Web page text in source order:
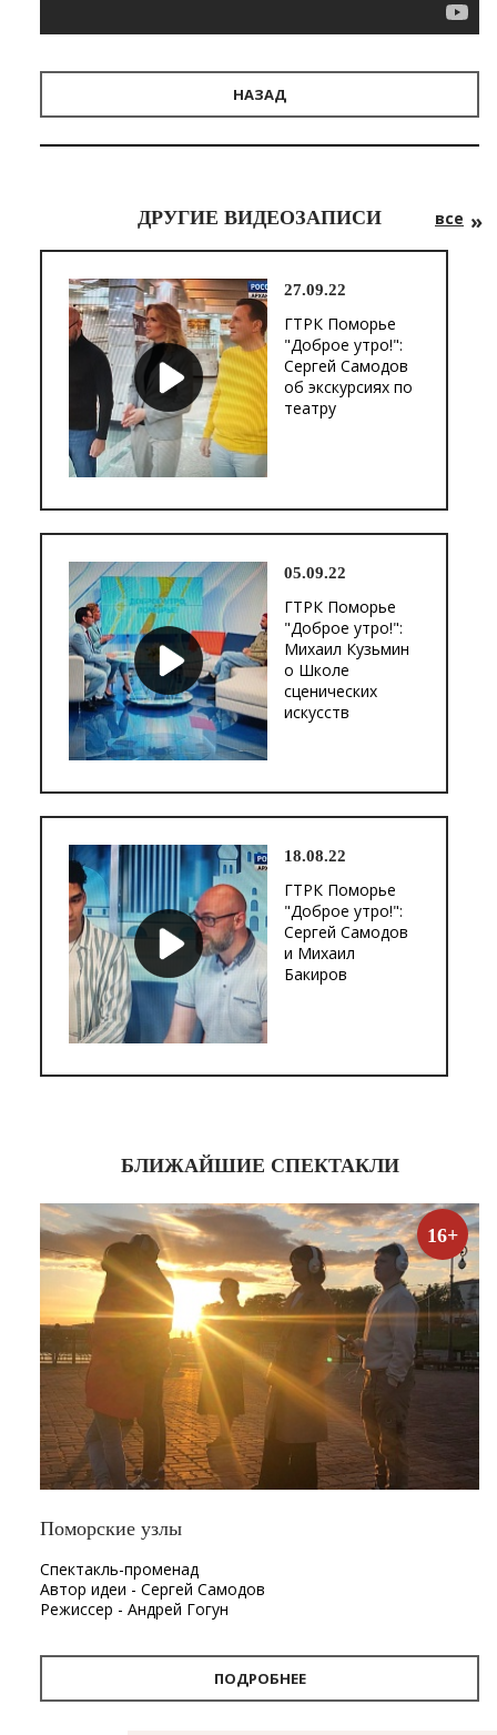
НАЗАД
ДРУГИЕ ВИДЕОЗАПИСИ все
27.09.22
ГТРК Поморье
"Доброе утро!":
Сергей Самодов
об экскурсиях по
театру
05.09.22
ГТРК Поморье
"Доброе утро!":
Михаил Кузьмин
о Школе
сценических
искусств
18.08.22
ГТРК Поморье
"Доброе утро!":
Сергей Самодов
и Михаил
Бакиров
БЛИЖАЙШИЕ СПЕКТАКЛИ
16+
Поморские узлы
Спектакль-променад
Автор идеи - Сергей Самодов
Режиссер - Андрей Гогун
- 1 час.
ПОДРОБНЕЕ